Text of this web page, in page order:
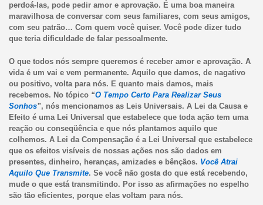
perdoá-las, pode pedir amor e aprovação. É uma boa maneira
maravilhosa de conversar com seus familiares, com seus amigos,
com seu patrão… Com quem você quiser. Você pode dizer tudo
que teria dificuldade de falar pessoalmente.
O que todos nós sempre queremos é receber amor e aprovação. A
vida é um vai e vem permanente. Aquilo que damos, de nagativo
ou positivo, volta para nós. E quanto mais damos, mais
recebemos. No tópico “O Tempo Certo Para Realizar Seus
Sonhos”, nós mencionamos as Leis Universais. A Lei da Causa e
Efeito é uma Lei Universal que estabelece que toda ação tem uma
reação ou conseqüência e que nós plantamos aquilo que
colhemos. A Lei da Compensação é a Lei Universal que estabelece
que os efeitos visíveis de nossas ações nos são dados em
presentes, dinheiro, heranças, amizades e bênçãos. Você Atrai
Aquilo Que Transmite. Se você não gosta do que está recebendo,
mude o que está transmitindo. Por isso as afirmações no espelho
são tão eficientes, porque elas voltam para nós.